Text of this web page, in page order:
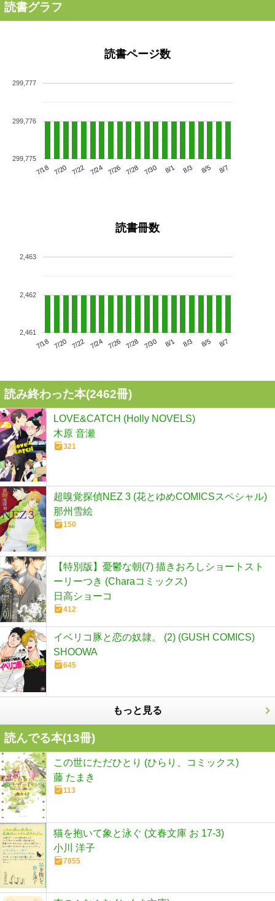
読書グラフ
読書ページ数
7/18 7/20 7/22 7/24 7/26 7/28 7/30 8/1 8/3 8/5 8/7
299,775
299,776
299,777
読書冊数
7/18 7/20 7/22 7/24 7/26 7/28 7/30 8/1 8/3 8/5 8/7
2,461
2,462
2,463
読み終わった本(2462冊)
LOVE&CATCH (Holly NOVELS)
木原 音瀬
321
超嗅覚探偵NEZ 3 (花とゆめCOMICSスペシャル)
那州雪絵
150
【特別版】憂鬱な朝(7) 描きおろしショートスト
ーリーつき (Charaコミックス)
日高ショーコ
412
イベリコ豚と恋の奴隷。 (2) (GUSH COMICS)
SHOOWA
645
もっと見る
読んでる本(13冊)
この世にただひとり (ひらり、コミックス)
藤 たまき
113
猫を抱いて象と泳ぐ (文春文庫 お 17-3)
小川 洋子
7855